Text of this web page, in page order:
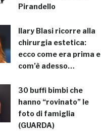
Pirandello
Ilary Blasi ricorre alla
chirurgia estetica:
ecco come era prima e
com’è adesso…
30 buffi bimbi che
hanno “rovinato” le
foto di famiglia
(GUARDA)